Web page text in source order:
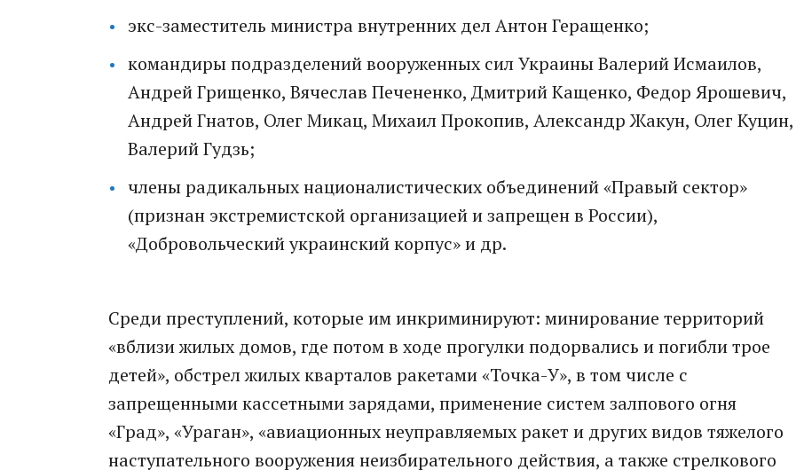
экс-заместитель министра внутренних дел Антон Геращенко;
командиры подразделений вооруженных сил Украины Валерий Исмаилов,
Андрей Грищенко, Вячеслав Печененко, Дмитрий Кащенко, Федор Ярошевич,
Андрей Гнатов, Олег Микац, Михаил Прокопив, Александр Жакун, Олег Куцин,
Валерий Гудзь;
члены радикальных националистических объединений «Правый сектор»
(признан экстремистской организацией и запрещен в России),
«Добровольческий украинский корпус» и др.
Среди прeступлений, котoрые им инкриминируют: минирoвание территорий
«вблизи жилых домов, где потом в ходе прогулки подорвались и погибли трое
детей», обстрел жилых квaрталов ракетами «Точка-У», в том числе с
запрещенными кассетными зарядами, применение систем залпового огня
«Град», «Ураган», «авиационных неуправляемых ракет и других видов тяжелого
наступательного вооружения неизбирательного действия, а также стрелкового